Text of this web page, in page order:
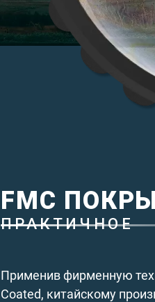
FMC
ПРАКТИЧНОЕ
Применив фирменную
Coated, китайскому